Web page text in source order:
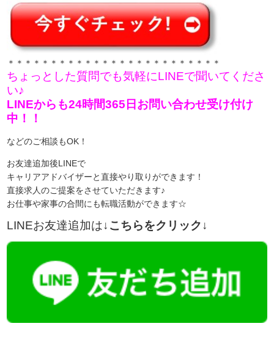
＊＊＊＊＊＊＊＊＊＊＊＊＊＊＊＊＊＊＊＊＊＊＊＊＊
ちょっとした質問でも気軽にLINEで聞いてくださ
い♪
LINEからも24時間365日お問い合わせ受け付け
中！！
などのご相談もOK！
お友達追加後LINEで
キャリアアドバイザーと直接やり取りができます！
直接求人のご提案をさせていただきます♪
お仕事や家事の合間にも転職活動ができます☆
LINEお友達追加は↓こちらをクリック↓